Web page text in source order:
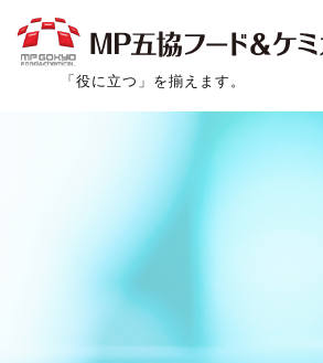
「役に立つ」を揃えます。